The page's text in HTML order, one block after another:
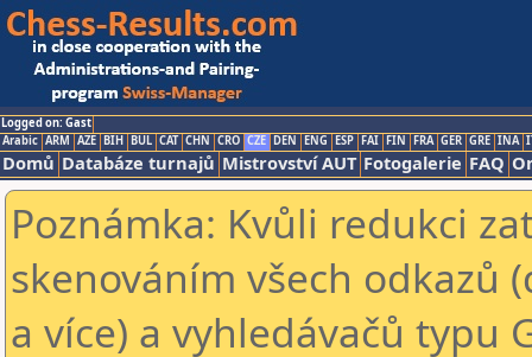
Logged on: Gast
Arabic ARM AZE BIH BUL CAT CHN CRO CZE DEN ENG ESP FAI FIN FRA GER GRE INA
Domů Databáze turnajů Mistrovství AUT Fotogalerie FAQ
Poznámka: Kvůli redukci
skenováním všech odkazů
a více) a vyhledávačů typu